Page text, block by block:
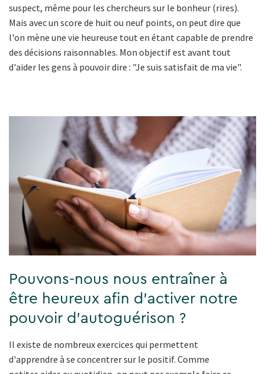
suspect, même pour les chercheurs sur le bonheur (rires).
Mais avec un score de huit ou neuf points, on peut dire que
l'on mène une vie heureuse tout en étant capable de prendre
des décisions raisonnables. Mon objectif est avant tout
d'aider les gens à pouvoir dire : "Je suis satisfait de ma vie".
Pouvons-nous nous entraîner à
être heureux afin d'activer notre
pouvoir d'autoguérison ?
Il existe de nombreux exercices qui permettent
d'apprendre à se concentrer sur le positif. Comme